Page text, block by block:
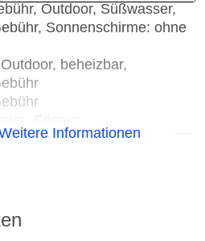
Outdoor, Süßwasser,
Sonnenschirme: ohne
beheizbar,
Gebühr
Informationen